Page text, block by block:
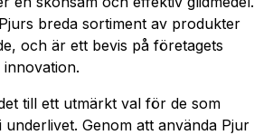
breda sortiment av produkter
och är ett bevis på företagets
till ett utmärkt val för de som
Genom att använda Pjur